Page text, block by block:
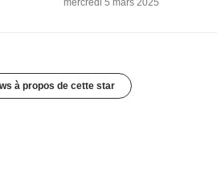
mercredi 5 mars 2025
à propos de cette star